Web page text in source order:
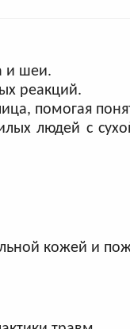
и шеи.
реакций.
помогая
людей с
кожей и